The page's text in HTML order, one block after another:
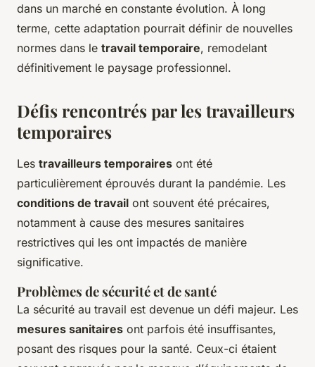
dans un marché en constante évolution. À long
terme, cette adaptation pourrait définir de nouvelles
normes dans le travail temporaire, remodelant
définitivement le paysage professionnel.
Défis rencontrés par les travailleurs
temporaires
Les travailleurs temporaires ont été
particulièrement éprouvés durant la pandémie. Les
conditions de travail ont souvent été précaires,
notamment à cause des mesures sanitaires
restrictives qui les ont impactés de manière
significative.
Problèmes de sécurité et de santé
La sécurité au travail est devenue un défi majeur. Les
mesures sanitaires ont parfois été insuffisantes,
posant des risques pour la santé. Ceux-ci étaient